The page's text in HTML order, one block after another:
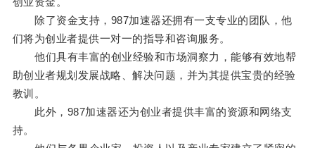
除了资金支持，987加速器还拥有一支专业的团队，他
们将为创业者提供一对一的指导和咨询服务。
他们具有丰富的创业经验和市场洞察力，能够有效地帮
助创业者规划发展战略、解决问题，并为其提供宝贵的经验
教训。
此外，987加速器还为创业者提供丰富的资源和网络支
持。